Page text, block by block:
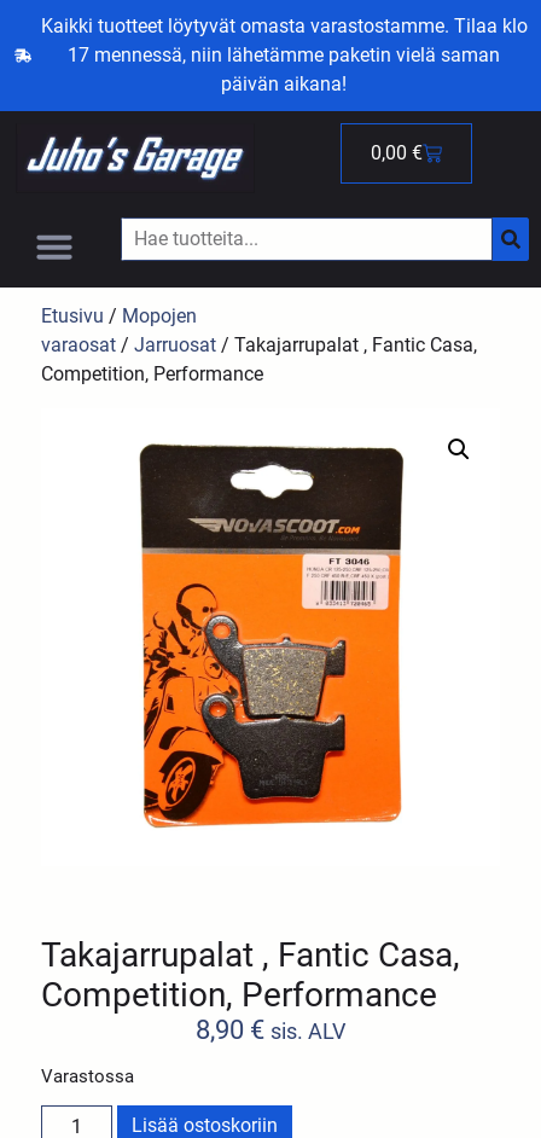
Kaikki tuotteet löytyvät omasta varastostamme. Tilaa klo
17 mennessä, niin lähetämme paketin vielä saman
päivän aikana!
0,00 €
Etusivu / Mopojen
varaosat /Jarruosat / Takajarrupalat , Fantic Casa,
Competition, Performance
Takajarrupalat , Fantic Casa,
Competition, Performance
8,90 € sis. ALV
Varastossa
Lisää ostoskoriin